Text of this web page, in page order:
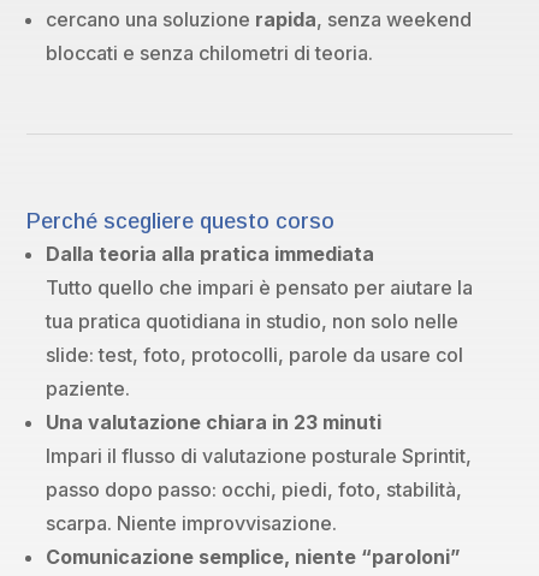
cercano una soluzione rapida, senza weekend
bloccati e senza chilometri di teoria.
Perché scegliere questo corso
Dalla teoria alla pratica immediata
Tutto quello che impari è pensato per aiutare la
tua pratica quotidiana in studio, non solo nelle
slide: test, foto, protocolli, parole da usare col
paziente.
Una valutazione chiara in 23 minuti
Impari il flusso di valutazione posturale Sprintit,
passo dopo passo: occhi, piedi, foto, stabilità,
scarpa. Niente improvvisazione.
Comunicazione semplice, niente “paroloni”